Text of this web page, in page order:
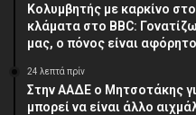
Κολυμβητής με καρκίνο
κλάματα στο BBC:
μας, ο πόνος είναι
24 λεπτά πρίν
Στην ΑΑΔΕ ο Μητσοτάκης
μπορεί να είναι άλλο